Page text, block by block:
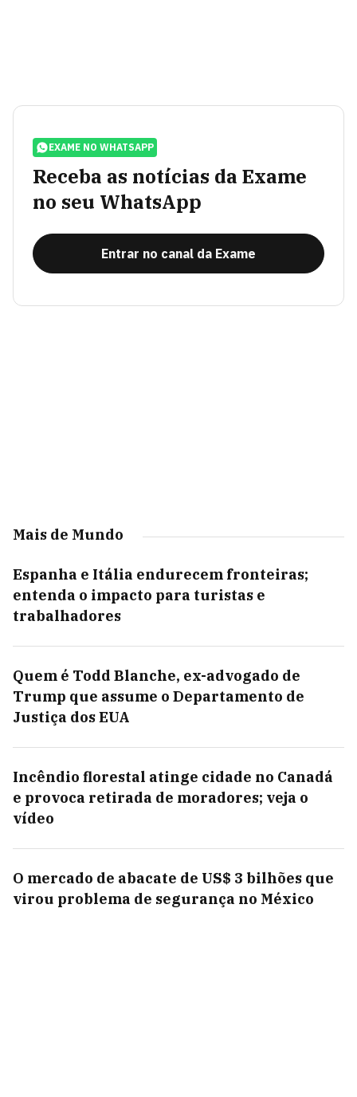
EXAME NO WHATSAPP
Receba as notícias da Exame
no seu WhatsApp
Entrar no canal da Exame
Mais de Mundo
Espanha e Itália endurecem fronteiras;
entenda o impacto para turistas e
trabalhadores
Quem é Todd Blanche, ex-advogado de
Trump que assume o Departamento de
Justiça dos EUA
Incêndio florestal atinge cidade no Canadá
e provoca retirada de moradores; veja o
vídeo
O mercado de abacate de US$ 3 bilhões que
virou problema de segurança no México